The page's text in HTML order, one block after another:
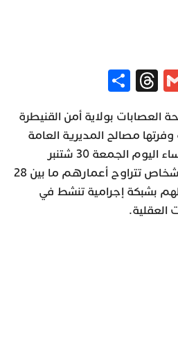
Gmail
Threads
العصابات بولاية أمن القنيطرة
مصالح المديرية العامة
لمراقبة التراب الوطني، مساء اليوم الجمعة 30 شتنبر
الجاري، من توقيف ثلاثة أشخاص تتراوح أعمارهم ما بين 28
بشبكة إجرامية تنشط في
العقلية.